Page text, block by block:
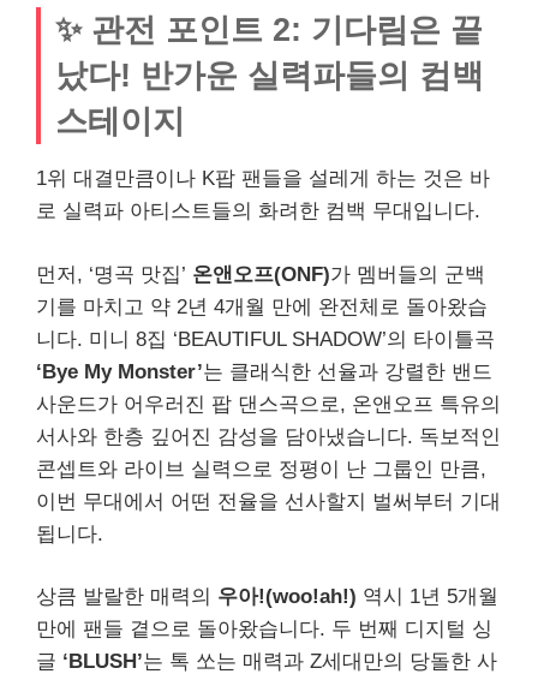
✨ 관전 포인트 2: 기다림은 끝
났다! 반가운 실력파들의 컴백
스테이지
1위 대결만큼이나 K팝 팬들을 설레게 하는 것은 바
로 실력파 아티스트들의 화려한 컴백 무대입니다.
먼저, ‘명곡 맛집’ 온앤오프(ONF)가 멤버들의 군백
기를 마치고 약 2년 4개월 만에 완전체로 돌아왔습
니다. 미니 8집 ‘BEAUTIFUL SHADOW’의 타이틀곡
‘Bye My Monster’는 클래식한 선율과 강렬한 밴드
사운드가 어우러진 팝 댄스곡으로, 온앤오프 특유의
서사와 한층 깊어진 감성을 담아냈습니다. 독보적인
콘셉트와 라이브 실력으로 정평이 난 그룹인 만큼,
이번 무대에서 어떤 전율을 선사할지 벌써부터 기대
됩니다.
상큼 발랄한 매력의 우아!(woo!ah!) 역시 1년 5개월
만에 팬들 곁으로 돌아왔습니다. 두 번째 디지털 싱
글 ‘BLUSH’는 톡 쏘는 매력과 Z세대만의 당돌한 사